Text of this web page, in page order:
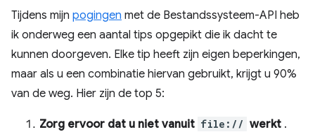
Tijdens mijn pogingen met de Bestandssysteem-API heb
ik onderweg een aantal tips opgepikt die ik dacht te
kunnen doorgeven. Elke tip heeft zijn eigen beperkingen,
maar als u een combinatie hiervan gebruikt, krijgt u 90%
van de weg. Hier zijn de top 5:
Zorg ervoor dat u niet vanuit file:// werkt .